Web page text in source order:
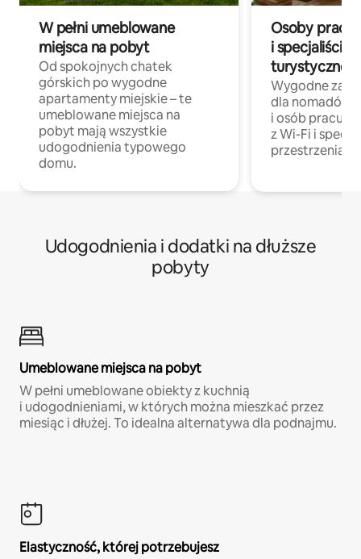
W pełni umeblowane
miejsca na pobyt
Od spokojnych chatek
górskich po wygodne
apartamenty miejskie – te
umeblowane miejsca na
pobyt mają wszystkie
udogodnienia typowego
domu.
Osoby
i specjaliści z
turystycznej
Wygodne
dla nomadów
i osób
z Wi-Fi i
przestrzenią
Udogodnienia i dodatki na dłuższe
pobyty
Umeblowane miejsca na pobyt
W pełni umeblowane obiekty z kuchnią
i udogodnieniami, w których można mieszkać przez
miesiąc i dłużej. To idealna alternatywa dla podnajmu.
Elastyczność, której potrzebujesz